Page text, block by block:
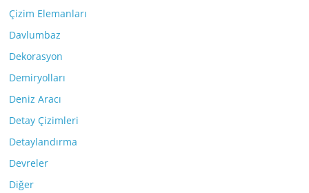
Çizim Elemanları
Davlumbaz
Dekorasyon
Demiryolları
Deniz Aracı
Detay Çizimleri
Detaylandırma
Devreler
Diğer